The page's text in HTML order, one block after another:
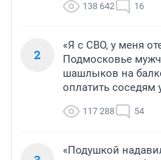
138 642 16
2
«Я с СВО, у меня
Подмосковье
шашлыков на
оплатить соседям
117 288 54
«Подушкой